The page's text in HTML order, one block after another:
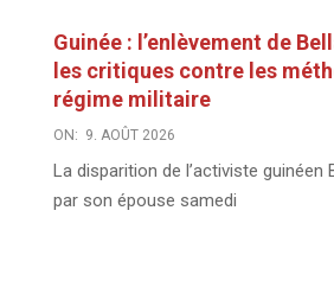
Guinée : l’enlèvement de
les critiques contre les
régime militaire
ON: 9. AOÛT 2026
La disparition de l’activiste guinéen
par son épouse samedi